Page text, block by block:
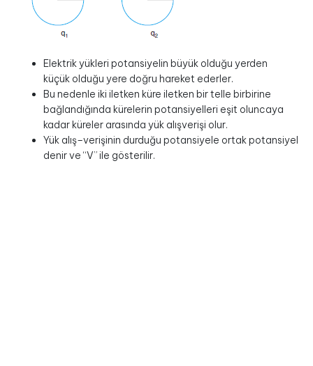
Elektrik yükleri potansiyelin büyük olduğu yerden
küçük olduğu yere doğru hareket ederler.
Bu nedenle iki iletken küre iletken bir telle birbirine
bağlandığında kürelerin potansiyelleri eşit oluncaya
kadar küreler arasında yük alışverişi olur.
Yük alış–verişinin durduğu potansiyele ortak potansiyel
denir ve “V” ile gösterilir.